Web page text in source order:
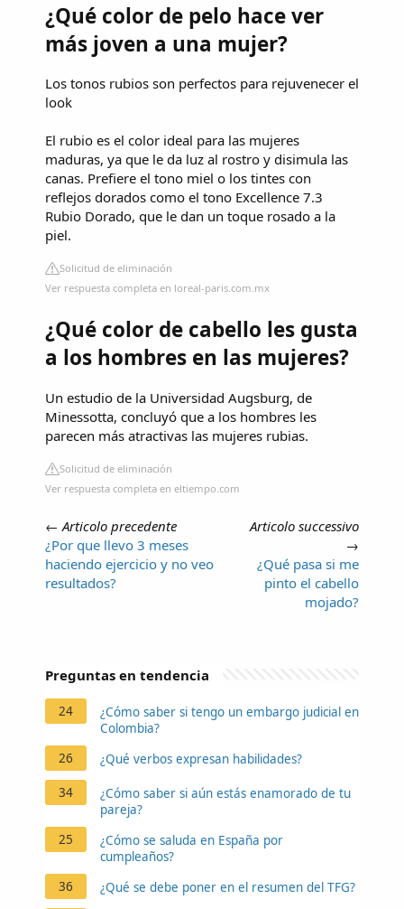
¿Qué color de pelo hace ver
más joven a una mujer?
Los tonos rubios son perfectos para rejuvenecer el
look
El rubio es el color ideal para las mujeres
maduras, ya que le da luz al rostro y disimula las
canas. Prefiere el tono miel o los tintes con
reflejos dorados como el tono Excellence 7.3
Rubio Dorado, que le dan un toque rosado a la
piel.
Solicitud de eliminación
Ver respuesta completa en loreal-paris.com.mx
¿Qué color de cabello les gusta
a los hombres en las mujeres?
Un estudio de la Universidad Augsburg, de
Minessotta, concluyó que a los hombres les
parecen más atractivas las mujeres rubias.
Solicitud de eliminación
Ver respuesta completa en eltiempo.com
← Articolo precedente
¿Por que llevo 3 meses
haciendo ejercicio y no veo
resultados?
Articolo successivo
→
¿Qué pasa si me
pinto el cabello
mojado?
Preguntas en tendencia
24
¿Cómo saber si tengo un embargo judicial en
Colombia?
26
¿Qué verbos expresan habilidades?
34
¿Cómo saber si aún estás enamorado de tu
pareja?
25
¿Cómo se saluda en España por
cumpleaños?
36
¿Qué se debe poner en el resumen del TFG?